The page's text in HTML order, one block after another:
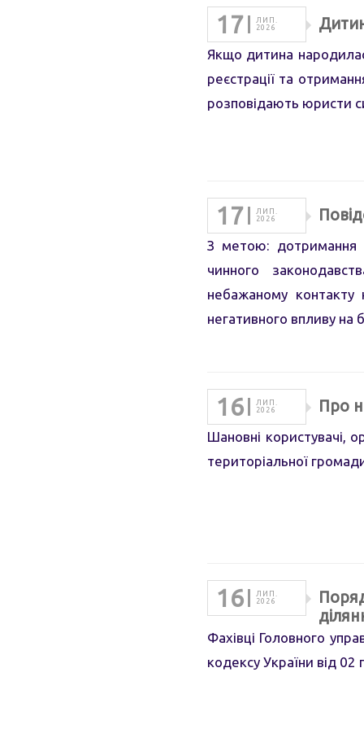
17
ЛИП.
2026
Якщо дитина
реєстрації та
розповідають юристи
17
ЛИП.
2026
З метою: дотримання
чинного
небажаному контакту
негативного впливу на
16
ЛИП.
2026
Про
Шановні користувачі,
територіальної
16
ЛИП.
2026
Фахівці Головного
кодексу України від